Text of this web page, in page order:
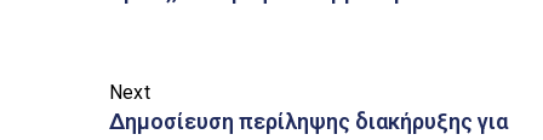
Next
Δημοσίευση περίληψης διακήρυξης για